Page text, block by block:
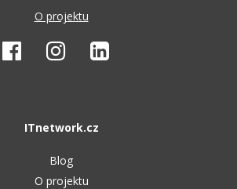
O projektu
ITnetwork.cz
Blog
O projektu